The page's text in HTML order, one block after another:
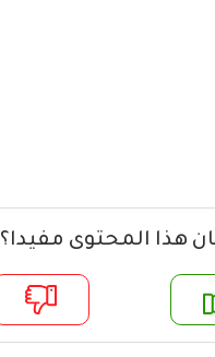
هذا المحتوى مفيدا؟